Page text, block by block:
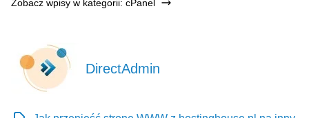
Zobacz wpisy w kategorii: cPanel
DirectAdmin